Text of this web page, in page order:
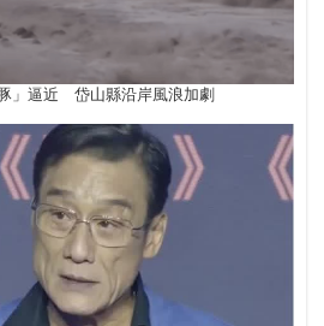
」逼近 岱山縣沿岸風浪加劇